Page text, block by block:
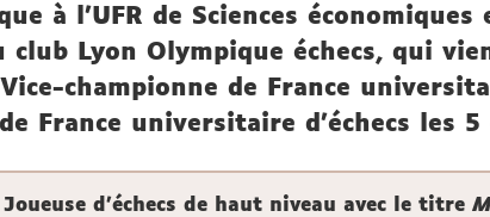
à l'UFR de Sciences économiques
Lyon Olympique échecs, qui
championne de France
France universitaire d’échecs les
Joueuse d’échecs de haut niveau avec le titre